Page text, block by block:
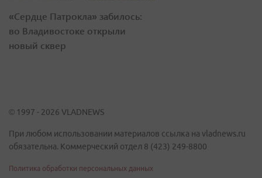
«Сердце Патрокла» забилось:
во Владивостоке открыли
новый сквер
© 1997 - 2026 VLADNEWS
При любом использовании материалов ссылка на vladnews.ru
обязательна. Коммерческий отдел 8 (423) 249-8800
Политика обработки персональных данных